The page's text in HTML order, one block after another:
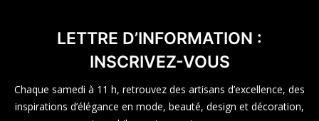
LETTRE D’INFORMATION :
INSCRIVEZ-VOUS
Chaque samedi à 11 h, retrouvez des artisans d’excellence, des
inspirations d’élégance en mode, beauté, design et décoration,